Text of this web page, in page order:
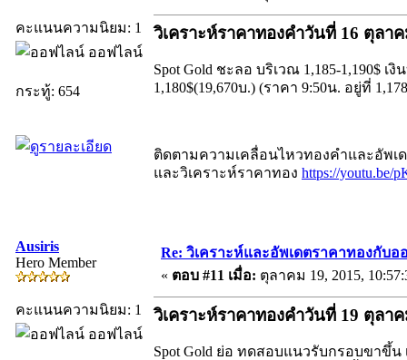
คะแนนความนิยม: 1
ออฟไลน์
กระทู้: 654
วิเคราะห์ราคาทองคำวันที่ 16 ตุลา
Spot Gold ชะลอ บริเวณ 1,185-1,190$
1,180$(19,670บ.) (ราคา 9:50น. อยู่ที่
ติดตามความเคลื่อนไหวทองคำและอัพเ
และวิเคราะห์ราคาทอง https://youtu.be/
Ausiris
Hero Member
คะแนนความนิยม: 1
ออฟไลน์
Re: วิเคราะห์และอัพเดตราคาทองกับ
« ตอบ #11 เมื่อ: ตุลาคม 19, 2015,
วิเคราะห์ราคาทองคำวันที่ 19 ตุลา
Spot Gold ย่อ ทดสอบแนวรับกรอบขาขึ้น